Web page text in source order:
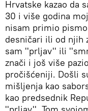
Hrvatske kazao da
30 i više godina
nisam primio
desničari ili od njih
sam ''prljav'' ili
znači i još više
pročišćeniji. Došli
mišljenja kao
kao predsednik